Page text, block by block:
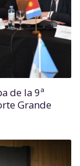
de la 9ª
Grande